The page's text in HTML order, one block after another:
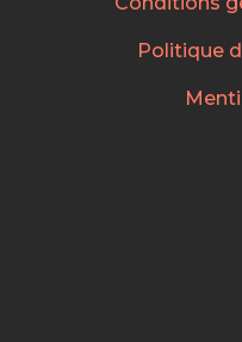
Politique